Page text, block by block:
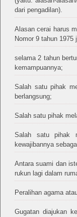
dari pengadilan).
Alasan cerai harus
Nomor 9 tahun
selama 2 tahun
kemampuannya;
Salah satu pihak
berlangsung;
Salah satu pihak
Salah satu pihak
kewajibannya
Antara suami dan
rukun lagi dalam
Peralihan agama
Gugatan diajukan